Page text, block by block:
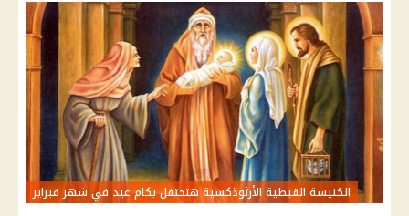
الكنيسة القبطية الأرثوذكسية هتحتفل بكام عيد في شهر فبراير